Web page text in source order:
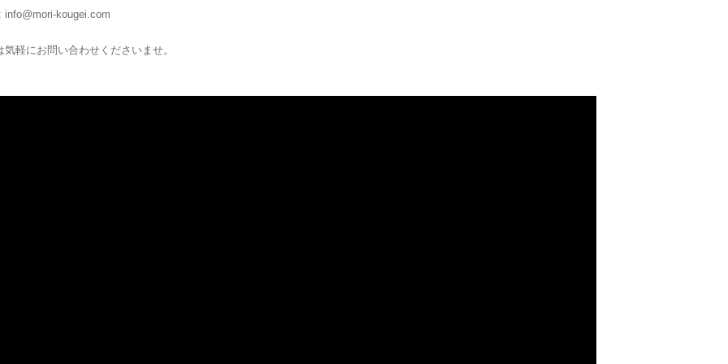
info@mori-kougei.com
気軽にお問い合わせくださいませ。